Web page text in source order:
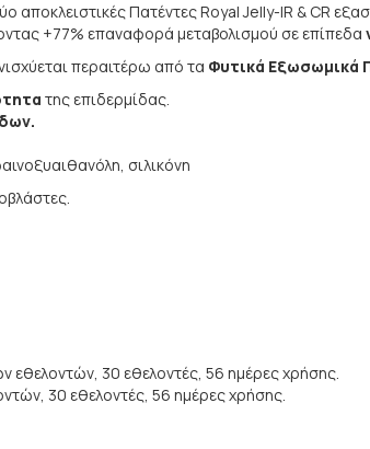
Πατέντες Royal Jelly-IR & CR
+77% επαναφορά μεταβολισμού σε επίπεδα
περαιτέρω από τα Φυτικά Εξωσωμικά
της επιδερμίδας.
σιλικόνη
εθελοντών, 30 εθελοντές, 56 ημέρες χρήσης.
30 εθελοντές, 56 ημέρες χρήσης.